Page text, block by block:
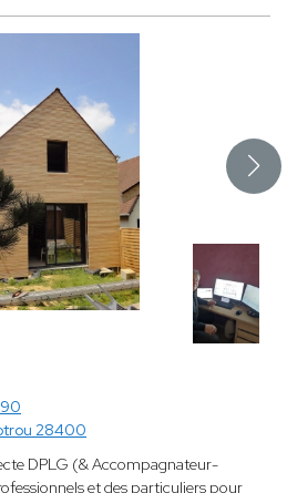
28400
DPLG (& Accompagnateur-
et des particuliers pour